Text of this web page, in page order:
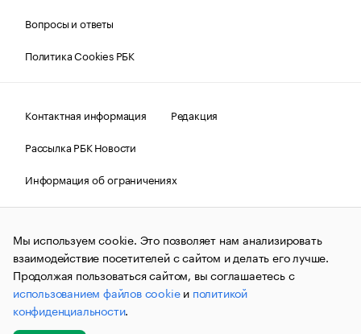
Вопросы и ответы
Политика Cookies РБК
Контактная информация
Редакция
Рассылка РБК Новости
Информация об ограничениях
Правовая информация
О соблюдении авторских прав
© АО «РОСБИЗНЕСКОНСАЛТИНГ»,1995–2026.Сообщения
и материалы информационного агентства «РБК»
(зарегистрировано Федеральной службой по надзору в сфере
связи, информационных технологий и массовых
коммуникаций (Роскомнадзор) 09.12.2015 за номером ИА
№ФС77-63848) сопровождаются пометкой «РБК». Отдельные
публикации могут содержать информацию,
Мы используем cookie. Это позволяет нам анализировать
взаимодействие посетителей с сайтом и делать его лучше.
Продолжая пользоваться сайтом, вы соглашаетесь с
использованием файлов cookieи политикой
конфиденциальности.